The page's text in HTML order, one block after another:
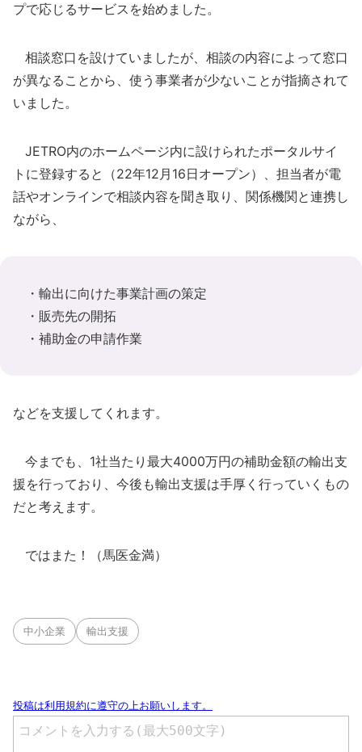
プで応じるサービスを始めました。
相談窓口を設けていましたが、相談の内容によって窓口
が異なることから、使う事業者が少ないことが指摘されて
いました。
JETRO内のホームページ内に設けられたポータルサイ
トに登録すると（22年12月16日オープン）、担当者が電
話やオンラインで相談内容を聞き取り、関係機関と連携し
ながら、
・輸出に向けた事業計画の策定
・販売先の開拓
・補助金の申請作業
などを支援してくれます。
今までも、1社当たり最大4000万円の補助金額の輸出支
援を行っており、今後も輸出支援は手厚く行っていくもの
だと考えます。
ではまた！（馬医金満）
中小企業 輸出支援